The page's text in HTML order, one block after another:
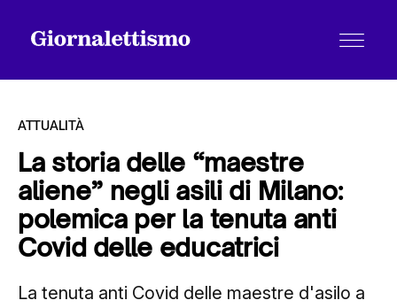
Tutti gli articoli
ATTUALITÀ
La storia delle “maestre
aliene” negli asili di Milano:
polemica per la tenuta anti
Covid delle educatrici
La tenuta anti Covid delle maestre d'asilo a